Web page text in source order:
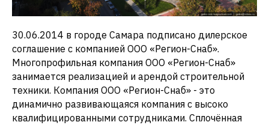
30.06.2014 в городе Самара подписано дилерское
соглашение с компанией ООО «Регион-Снаб».
Многопрофильная компания ООО «Регион-Снаб»
занимается реализацией и арендой строительной
техники. Компания ООО «Регион-Снаб» - это
динамично развивающаяся компания с высоко
квалифицированными сотрудниками. Сплочённая